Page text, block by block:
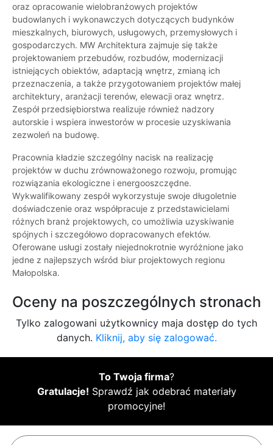
oraz opracowanie wielobranżowych projektów
budowlanych i wykonawczych dotyczących budynków
mieszkalnych, biurowych, usługowych, przemysłowych i
gospodarczych. MW Architektura zajmuje się także
projektowaniem przebudów, rozbudów, modernizacji
istniejących obiektów, adaptacją wnętrz, zmianą ich
przeznaczenia, a także przygotowaniem projektów małej
architektury, aranżacji terenów, elewacji oraz wnętrz.
Zespół przedsiębiorstwa realizuje również nadzory
autorskie i wspiera inwestorów w procesie uzyskiwania
zezwoleń na budowę.
Pracownia kładzie szczególny nacisk na realizację
projektów w duchu zrównoważonego rozwoju, promując
rozwiązania ekologiczne i energooszczędne.
Wykwalifikowany zespół wykorzystuje swoje długoletnie
doświadczenie oraz współpracuje z przedstawicielami
różnych branż projektowych, co umożliwia uzyskiwanie
spójnych i szczegółowo dopracowanych efektów.
Oferowane usługi zostały niejednokrotnie wyróżnione jako
jedne z najlepszych wśród biur projektowych regionu
Małopolska.
Oceny na poszczególnych stronach
Tylko zalogowani użytkownicy maja dostęp do tych
danych. Kliknij, aby się zalogować.
To Twoja firma?
Gratulacje! Sprawdź jak odebrać materiały
promocyjne!